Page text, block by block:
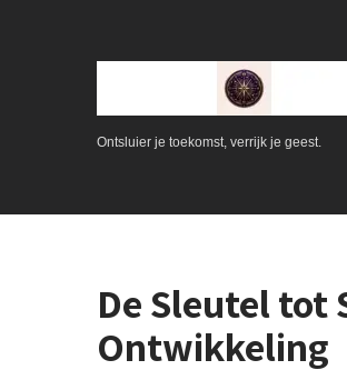
Ontsluier je toekomst, verrijk je geest.
De Sleutel tot
Ontwikkeling